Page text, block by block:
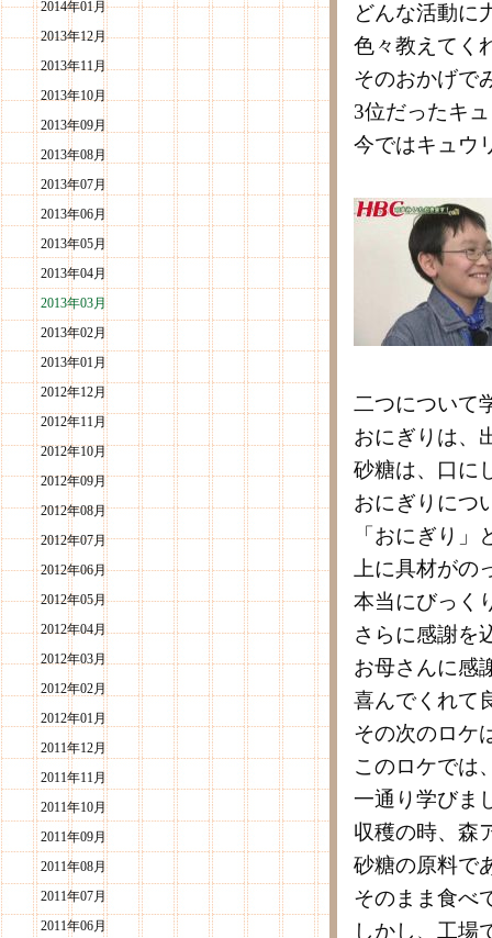
2014年01月
2013年12月
2013年11月
2013年10月
2013年09月
2013年08月
2013年07月
2013年06月
2013年05月
2013年04月
2013年03月
2013年02月
2013年01月
2012年12月
2012年11月
2012年10月
2012年09月
2012年08月
2012年07月
2012年06月
2012年05月
2012年04月
2012年03月
2012年02月
2012年01月
2011年12月
2011年11月
2011年10月
2011年09月
2011年08月
2011年07月
2011年06月
どんな活動に
色々教えてく
そのおかげで
3位だったキ
今ではキュウ
二つについて
おにぎりは、
砂糖は、口に
おにぎりにつ
「おにぎり
上に具材が
本当にびっく
さらに感謝を
お母さんに感
喜んでくれて
その次のロケ
このロケでは
一通り学びま
収穫の時、森
砂糖の原料で
そのまま食べ
しかし、工場